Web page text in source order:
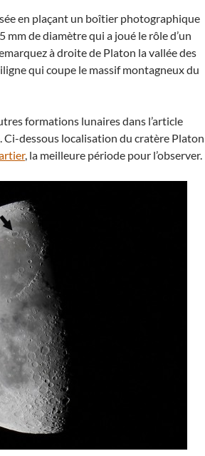
en plaçant un boîtier photographique
mm de diamètre qui a joué le rôle d’un
à droite de Platon la vallée des
qui coupe le massif montagneux du
formations lunaires dans l’article
. Ci-dessous localisation du cratère Platon
, la meilleure période pour l’observer.